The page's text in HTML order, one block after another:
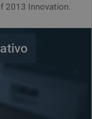
2013 Innovation.